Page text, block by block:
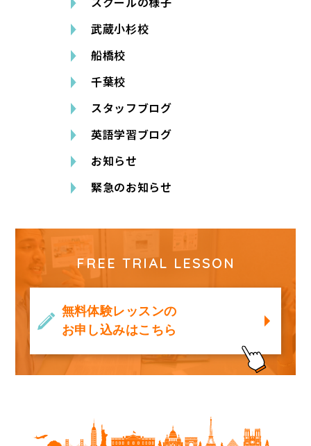
武蔵小杉校
船橋校
千葉校
スタッフブログ
英語学習ブログ
お知らせ
緊急のお知らせ
FREE TRIAL LESSON
無料体験レッスンの
お申し込みはこちら